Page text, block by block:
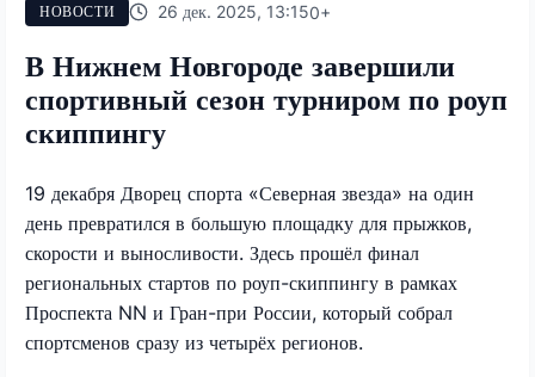
НОВОСТИ 26 дек. 2025, 13:150+
В Нижнем Новгороде завершили
спортивный сезон турниром по роуп
скиппингу
19 декабря Дворец спорта «Северная звезда» на один
день превратился в большую площадку для прыжков,
скорости и выносливости. Здесь прошёл финал
региональных стартов по роуп-скиппингу в рамках
Проспекта NN и Гран-при России, который собрал
спортсменов сразу из четырёх регионов.